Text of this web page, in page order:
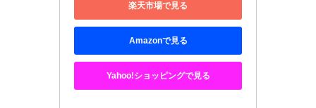
楽天市場で見る
Amazonで見る
Yahoo!ショッピングで見る